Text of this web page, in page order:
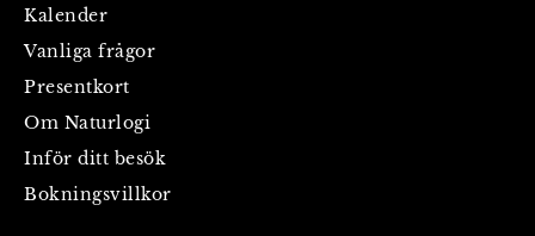
Kalender
Vanliga frågor
Presentkort
Om Naturlogi
Inför ditt besök
Bokningsvillkor